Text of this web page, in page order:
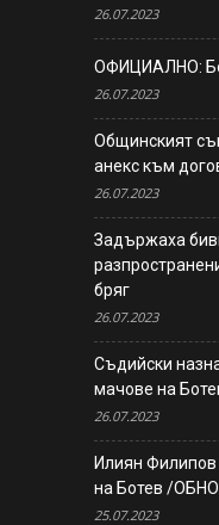
26.07.2023
ОФИЦИАЛНО:
26.07.2023
Общинският
анекс към
26.07.2023
Задържаха
бряг
26.07.2023
Съдийски
мачове на
26.07.2023
Илиян Филипов
на Ботев /
25.07.2023